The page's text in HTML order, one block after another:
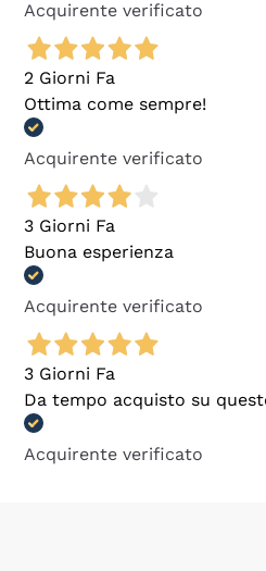
Acquirente verificato
2 Giorni Fa
Ottima come sempre!
Acquirente verificato
3 Giorni Fa
Buona esperienza
Acquirente verificato
3 Giorni Fa
Da tempo acquisto su
Acquirente verificato